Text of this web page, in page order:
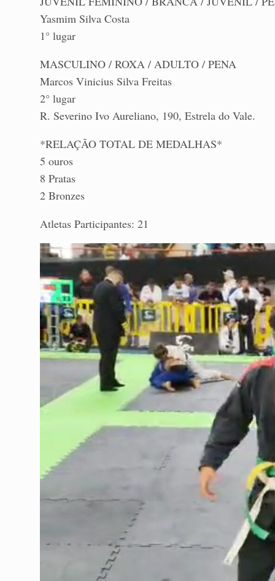
Yasmim Silva Costa
1° lugar
MASCULINO / ROXA / ADULTO / PENA
Marcos Vinicius Silva Freitas
2° lugar
R. Severino Ivo Aureliano, 190, Estrela do Vale.
*RELAÇÃO TOTAL DE MEDALHAS*
5 ouros
8 Pratas
2 Bronzes
Atletas Participantes: 21